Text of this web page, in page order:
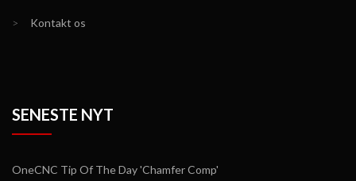
> Kontakt os
SENESTE NYT
OneCNC Tip Of The Day 'Chamfer Comp'